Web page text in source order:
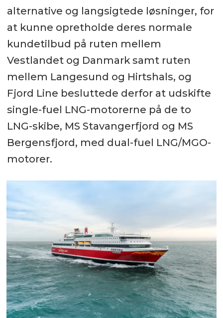
alternative og langsigtede løsninger, for
at kunne opretholde deres normale
kundetilbud på ruten mellem
Vestlandet og Danmark samt ruten
mellem Langesund og Hirtshals, og
Fjord Line besluttede derfor at udskifte
single-fuel LNG-motorerne på de to
LNG-skibe, MS Stavangerfjord og MS
Bergensfjord, med dual-fuel LNG/MGO-
motorer.